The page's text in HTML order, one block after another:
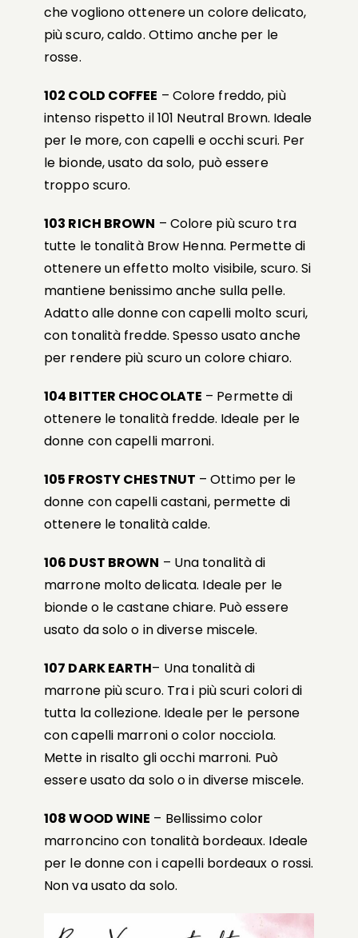
che vogliono ottenere un colore delicato,
più scuro, caldo. Ottimo anche per le
rosse.
102 COLD COFFEE – Colore freddo, più
intenso rispetto il 101 Neutral Brown. Ideale
per le more, con capelli e occhi scuri. Per
le bionde, usato da solo, può essere
troppo scuro.
103 RICH BROWN – Colore più scuro tra
tutte le tonalità Brow Henna. Permette di
ottenere un effetto molto visibile, scuro. Si
mantiene benissimo anche sulla pelle.
Adatto alle donne con capelli molto scuri,
con tonalità fredde. Spesso usato anche
per rendere più scuro un colore chiaro.
104 BITTER CHOCOLATE – Permette di
ottenere le tonalità fredde. Ideale per le
donne con capelli marroni.
105 FROSTY CHESTNUT – Ottimo per le
donne con capelli castani, permette di
ottenere le tonalità calde.
106 DUST BROWN – Una tonalità di
marrone molto delicata. Ideale per le
bionde o le castane chiare. Può essere
usato da solo o in diverse miscele.
107 DARK EARTH– Una tonalità di
marrone più scuro. Tra i più scuri colori di
tutta la collezione. Ideale per le persone
con capelli marroni o color nocciola.
Mette in risalto gli occhi marroni. Può
essere usato da solo o in diverse miscele.
108 WOOD WINE – Bellissimo color
marroncino con tonalità bordeaux. Ideale
per le donne con i capelli bordeaux o rossi.
Non va usato da solo.